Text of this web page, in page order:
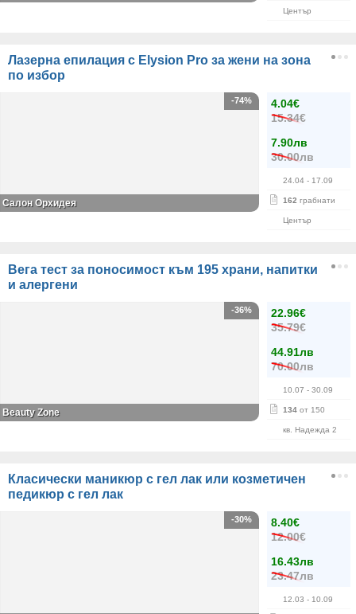
Център
Лазерна епилация с Elysion Pro за жени на зона
по избор
4.04€
15.34€
7.90лв
30.00лв
24.04 - 17.09
162 грабнати
Център
-74%
Салон Орхидея
Вега тест за поносимост към 195 храни, напитки
и алергени
22.96€
35.79€
44.91лв
70.00лв
10.07 - 30.09
134 от 150
кв. Надежда 2
-36%
Beauty Zone
Класически маникюр с гел лак или козметичен
педикюр с гел лак
8.40€
12.00€
16.43лв
23.47лв
12.03 - 10.09
-30%